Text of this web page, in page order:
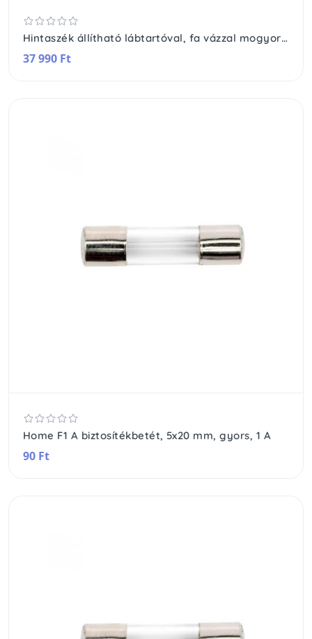
Hintaszék állítható lábtartóval, fa vázzal mogyoróbarna - szürke
37 990 Ft
Home F1 A biztosítékbetét, 5x20 mm, gyors, 1 A
90 Ft